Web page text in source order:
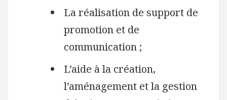
La réalisation de support de
promotion et de
communication ;
L’aide à la création,
l’aménagement et la gestion